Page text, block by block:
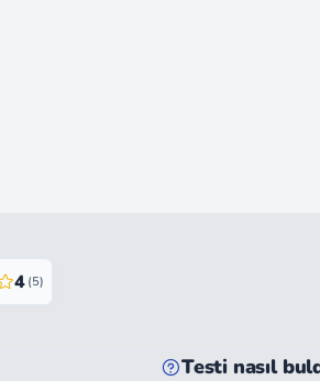
4 (5)
Testi nasıl